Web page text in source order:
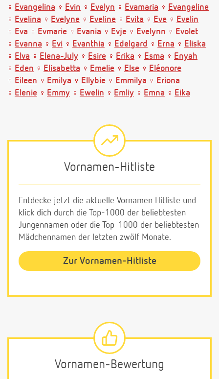
Evangelina
Evin Evelyn Evamaria
Evangeline
Evelina
Evelyne Eveline Evita Eve
Evelin
Eva
Evmarie Evania Evje Evelynn
Evolet
Evanna
Evi Evanthia Edelgard Erna
Eliska
Elva
Elena-July Esire Erika Esma
Enyah
Eden
Elisabetta Emelie Else
Eléonore
Eileen
Emilya Ellybie Emmilya
Eriona
Elenie
Emmy Ewelin Emliy Emna Eika
Vornamen-Hitliste
Entdecke jetzt die aktuelle Vornamen Hitliste und
klick dich durch die Top-1000 der beliebtesten
Jungennamen oder die Top-1000 der beliebtesten
Mädchennamen der letzten zwölf Monate.
Zur Vornamen-Hitliste
Vornamen-Bewertung